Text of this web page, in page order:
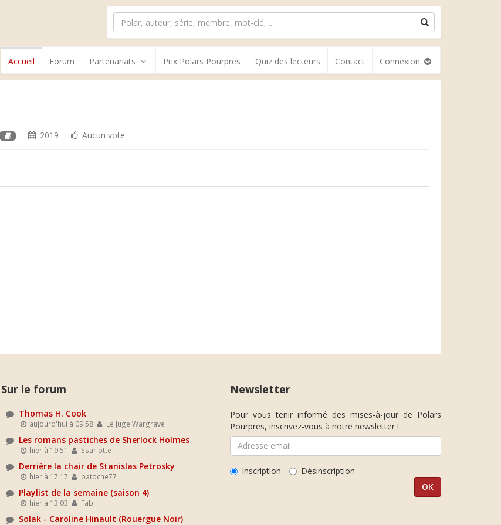
Accueil Forum Partenariats Prix Polars Pourpres Quiz des lecteurs Contact Connexion
2019 Aucun vote
Sur le forum
Thomas H. Cook
aujourd'hui à 09:58 Le Juge Wargrave
Les romans pastiches de Sherlock Holmes
hier à 19:51 Ssarlotte
Derrière la chair de Stanislas Petrosky
hier à 17:17 patoche77
Playlist de la semaine (saison 4)
hier à 13:03 Fab
Solak - Caroline Hinault (Rouergue Noir)
Newsletter
Pour vous tenir informé des mises-à-jour de Polars
Pourpres, inscrivez-vous à notre newsletter !
Inscription Désinscription